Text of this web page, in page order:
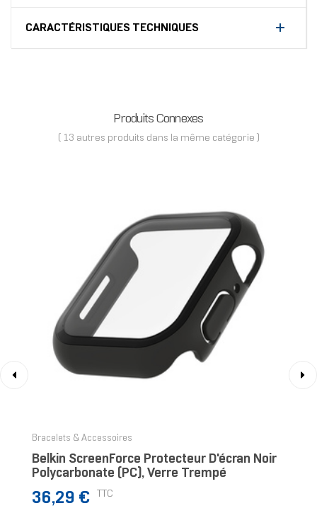
CARACTÉRISTIQUES TECHNIQUES
Produits Connexes
( 13 autres produits dans la même catégorie )
Bracelets & Accessoires
Belkin ScreenForce Protecteur D'écran Noir
Polycarbonate (PC), Verre Trempé
Prix
36,29 € TTC